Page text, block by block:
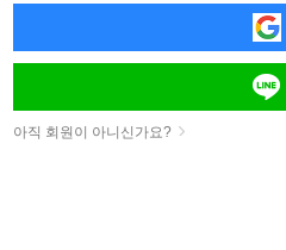
아직 회원이 아니신가요?